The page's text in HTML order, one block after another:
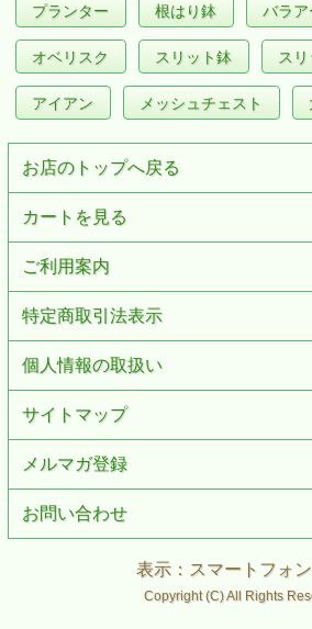
プランター 根はり鉢 バラア
オベリスク スリット鉢 ス
アイアン メッシュチェスト
お店のトップへ戻る
カートを見る
ご利用案内
特定商取引法表示
個人情報の取扱い
サイトマップ
メルマガ登録
お問い合わせ
表示：スマートフォン
Copyright (C) All Rights